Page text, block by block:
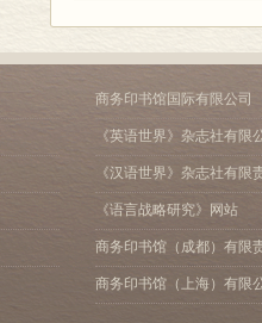
商务印书馆国际有限公司
《英语世界》杂志社有限
《汉语世界》杂志社有限
《语言战略研究》网站
商务印书馆（成都）有限
商务印书馆（上海）有限